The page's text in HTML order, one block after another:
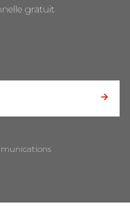
gratuit